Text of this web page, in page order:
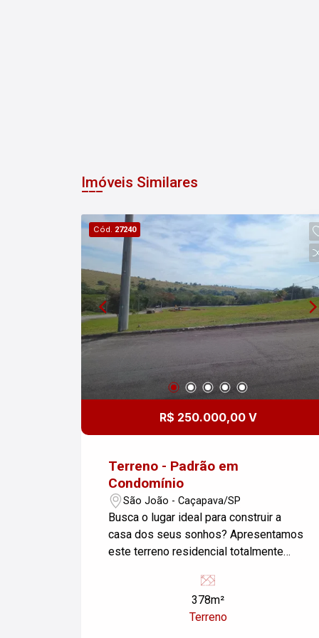
Imóveis Similares
Cód. 27240
R$ 250.000,00 V
Terreno - Padrão em
Condomínio
São João - Caçapava/SP
Busca o lugar ideal para construir a
casa dos seus sonhos? Apresentamos
este terreno residencial totalmente
do Condomínio Bella Vitta, em
Caçapava. Uma oportunidade imperdível
para quem valoriza segurança,
378m²
Terreno